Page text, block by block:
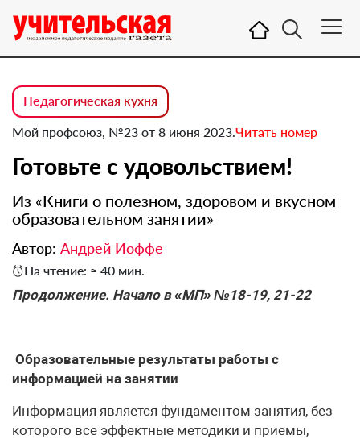
Педагогическая кухня
Мой профсоюз, №23 от 8 июня 2023.Читать номер
Готовьте с удовольствием!
Из «Книги о полезном, здоровом и вкусном
образовательном занятии»
Автор: Андрей Иоффе
На чтение: ≈ 40 мин.
Продолжение. Начало в «МП» №18-19, 21-22
Образовательные результаты работы с
информацией на занятии
Информация является фундаментом занятия, без
которого все эффектные методики и приемы,